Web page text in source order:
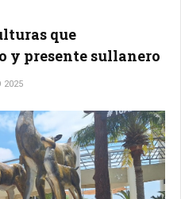
que
y presente sullanero
2025